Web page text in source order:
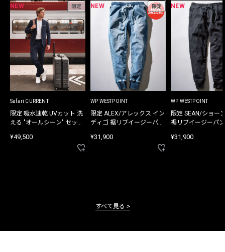
NEW 限定
Safari CURRENT
限定 吸水速乾 UVカット 洗
える "オールシーン" セット
¥49,500
NEW 限定
WP WESTPOINT
限定 ALEX/アレックス イン
ディゴ 裾リブイージーパン
¥31,900
NEW
WP WESTPOINT
限定 SEAN/ショー
裾リブイージーパ
¥31,900
すべて見る